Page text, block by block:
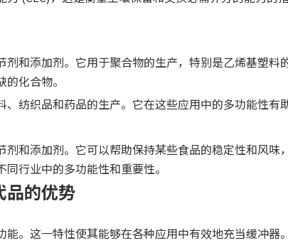
和添加剂。它用于聚合物的生产，特别是乙烯基塑
化合物。
纺织品和药品的生产。它在这些应用中的多功能性有
和添加剂。它可以帮助保持某些食品的稳定性和风
行业中的多功能性和重要性。
品的优势
。这一特性使其能够在各种应用中有效地充当缓冲